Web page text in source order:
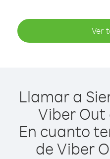
Ver
Llamar a
Viber Out
En cuanto
de Viber